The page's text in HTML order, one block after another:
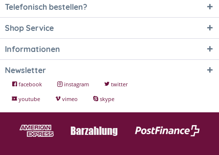
Telefonisch bestellen?
Shop Service
Informationen
Newsletter
facebook instagram
twitter
youtube
vimeo skype